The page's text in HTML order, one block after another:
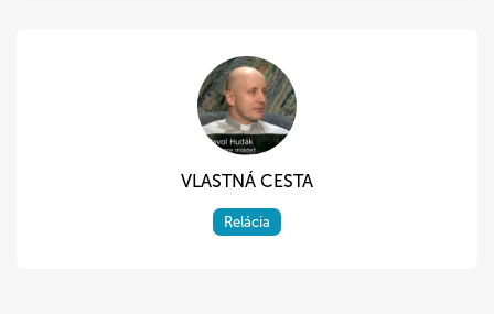
VLASTNÁ CESTA
Relácia